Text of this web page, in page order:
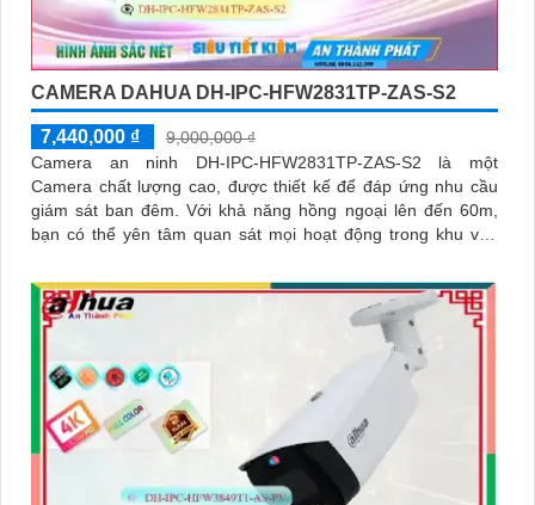
CAMERA DAHUA DH-IPC-HFW2831TP-ZAS-S2
7,440,000 ₫
9,000,000 ₫
Camera an ninh DH-IPC-HFW2831TP-ZAS-S2 là một
Camera chất lượng cao, được thiết kế để đáp ứng nhu cầu
giám sát ban đêm. Với khả năng hồng ngoại lên đến 60m,
bạn có thể yên tâm quan sát mọi hoạt động trong khu vực